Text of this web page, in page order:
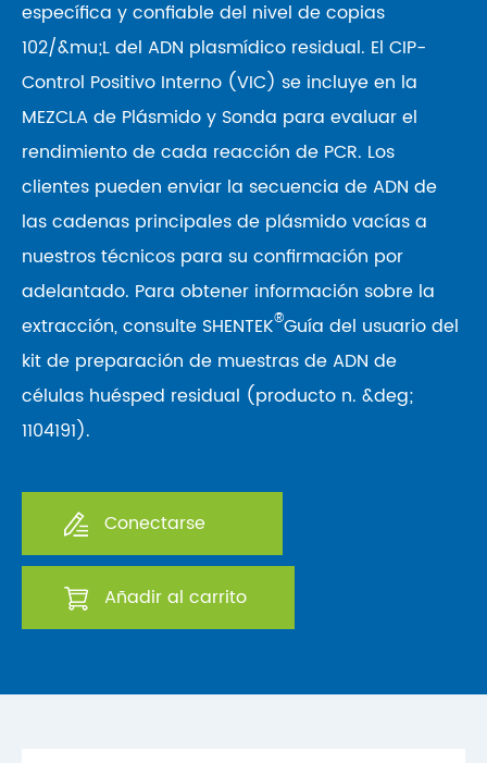
específica y confiable del nivel de copias
102/&mu;L del ADN plasmídico residual. El CIP-
Control Positivo Interno (VIC) se incluye en la
MEZCLA de Plásmido y Sonda para evaluar el
rendimiento de cada reacción de PCR. Los
clientes pueden enviar la secuencia de ADN de
las cadenas principales de plásmido vacías a
nuestros técnicos para su confirmación por
adelantado. Para obtener información sobre la
extracción, consulte SHENTEK®Guía del usuario del
kit de preparación de muestras de ADN de
células huésped residual (producto n. &deg;
1104191).
Conectarse
Añadir al carrito